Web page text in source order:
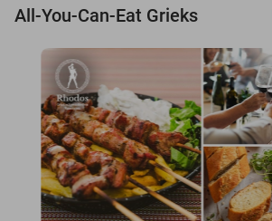
All-You-Can-Eat Grieks